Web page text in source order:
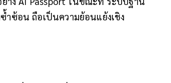
ำซ้อน ถือเป็นความย้อนแย้งเชิง